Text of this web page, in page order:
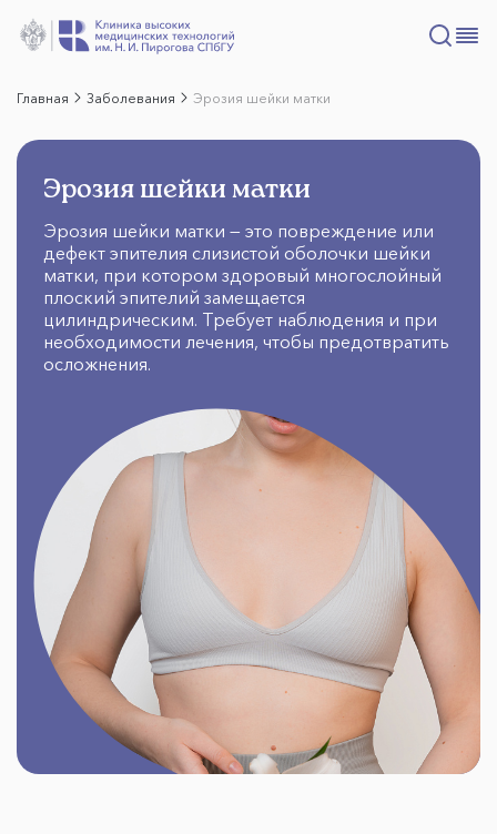
Главная Заболевания Эрозия шейки матки
Эрозия шейки матки
Эрозия шейки матки — это повреждение или
дефект эпителия слизистой оболочки шейки
матки, при котором здоровый многослойный
плоский эпителий замещается
цилиндрическим. Требует наблюдения и при
необходимости лечения, чтобы предотвратить
осложнения.